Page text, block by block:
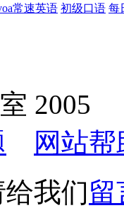
常速英语 初级口语 每
室
网站帮
我们留